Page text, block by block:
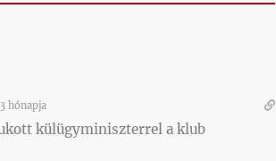
3 hónapja
külügyminiszterrel a klub